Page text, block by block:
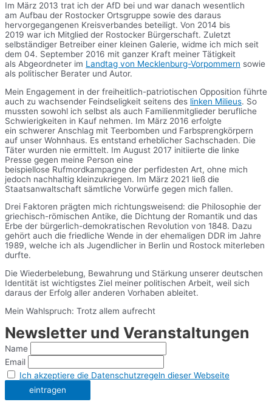
Im März 2013 trat ich der AfD bei und war danach wesentlich
am Aufbau der Rostocker Ortsgruppe sowie des daraus
hervorgegangenen Kreisverbandes beteiligt. Von 2014 bis
2019 war ich Mitglied der Rostocker Bürgerschaft. Zuletzt
selbständiger Betreiber einer kleinen Galerie, widme ich mich seit
dem 04. September 2016 mit ganzer Kraft meiner Tätigkeit
als Abgeordneter im Landtag von Mecklenburg-Vorpommern sowie
als politischer Berater und Autor.
Mein Engagement in der freiheitlich-patriotischen Opposition führte
auch zu wachsender Feindseligkeit seitens des linken Milieus. So
mussten sowohl ich selbst als auch Familienmitglieder berufliche
Schwierigkeiten in Kauf nehmen. Im März 2016 erfolgte
ein schwerer Anschlag mit Teerbomben und Farbsprengkörpern
auf unser Wohnhaus. Es entstand erheblicher Sachschaden. Die
Täter wurden nie ermittelt. Im August 2017 initiierte die linke
Presse gegen meine Person eine
beispiellose Rufmordkampagne der perfidesten Art, ohne mich
jedoch nachhaltig kleinzukriegen. Im März 2021 ließ die
Staatsanwaltschaft sämtliche Vorwürfe gegen mich fallen.
Drei Faktoren prägten mich richtungsweisend: die Philosophie der
griechisch-römischen Antike, die Dichtung der Romantik und das
Erbe der bürgerlich-demokratischen Revolution von 1848. Dazu
gehört auch die friedliche Wende in der ehemaligen DDR im Jahre
1989, welche ich als Jugendlicher in Berlin und Rostock miterleben
durfte.
Die Wiederbelebung, Bewahrung und Stärkung unserer deutschen
Identität ist wichtigstes Ziel meiner politischen Arbeit, weil sich
daraus der Erfolg aller anderen Vorhaben ableitet.
Mein Wahlspruch: Trotz allem aufrecht
Newsletter und Veranstaltungen
Name
Email
Ich akzeptiere die Datenschutzregeln dieser Webseite